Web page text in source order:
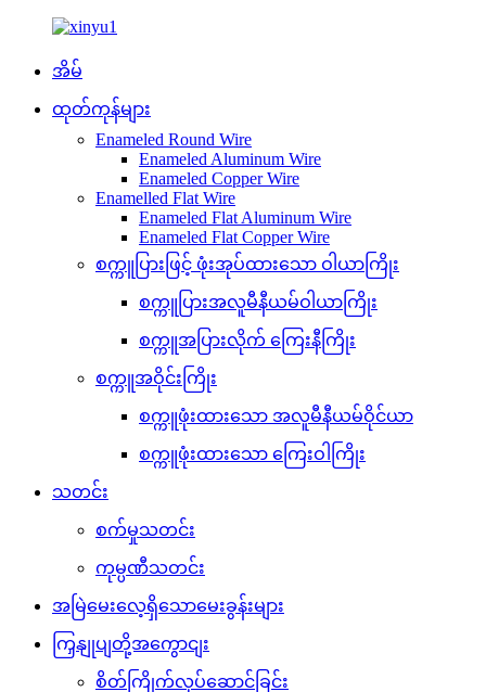
အိမ်
ထုတ်ကုန်များ
Enameled Round Wire
Enameled Aluminum Wire
Enameled Copper Wire
Enamelled Flat Wire
Enameled Flat Aluminum Wire
Enameled Flat Copper Wire
စက္ကူပြားဖြင့် ဖုံးအုပ်ထားသော ဝါယာကြိုး
စက္ကူပြားအလူမီနီယမ်ဝါယာကြိုး
စက္ကူအပြားလိုက် ကြေးနီကြိုး
စက္ကူအဝိုင်းကြိုး
စက္ကူဖုံးထားသော အလူမီနီယမ်ဝိုင်ယာ
စက္ကူဖုံးထားသော ကြေးဝါကြိုး
သတင်း
စက်မှုသတင်း
ကုမ္ပဏီသတင်း
အမြဲမေးလေ့ရှိသောမေးခွန်းများ
ကြှနျုပျတို့အကွောငျး
စိတ်ကြိုက်လုပ်ဆောင်ခြင်း